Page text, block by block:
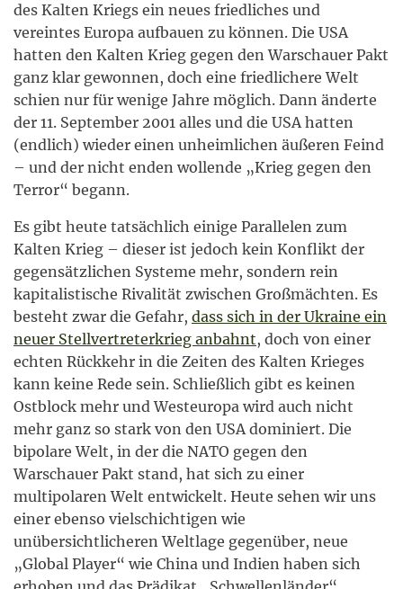
des Kalten Kriegs ein neues friedliches und
vereintes Europa aufbauen zu können. Die USA
hatten den Kalten Krieg gegen den Warschauer Pakt
ganz klar gewonnen, doch eine friedlichere Welt
schien nur für wenige Jahre möglich. Dann änderte
der 11. September 2001 alles und die USA hatten
(endlich) wieder einen unheimlichen äußeren Feind
– und der nicht enden wollende „Krieg gegen den
Terror“ begann.
Es gibt heute tatsächlich einige Parallelen zum
Kalten Krieg – dieser ist jedoch kein Konflikt der
gegensätzlichen Systeme mehr, sondern rein
kapitalistische Rivalität zwischen Großmächten. Es
besteht zwar die Gefahr, dass sich in der Ukraine ein
neuer Stellvertreterkrieg anbahnt, doch von einer
echten Rückkehr in die Zeiten des Kalten Krieges
kann keine Rede sein. Schließlich gibt es keinen
Ostblock mehr und Westeuropa wird auch nicht
mehr ganz so stark von den USA dominiert. Die
bipolare Welt, in der die NATO gegen den
Warschauer Pakt stand, hat sich zu einer
multipolaren Welt entwickelt. Heute sehen wir uns
einer ebenso vielschichtigen wie
unübersichtlicheren Weltlage gegenüber, neue
„Global Player“ wie China und Indien haben sich